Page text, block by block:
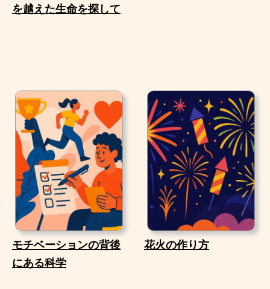
を越えた生命を探して
モチベーションの背後
にある科学
花火の作り方